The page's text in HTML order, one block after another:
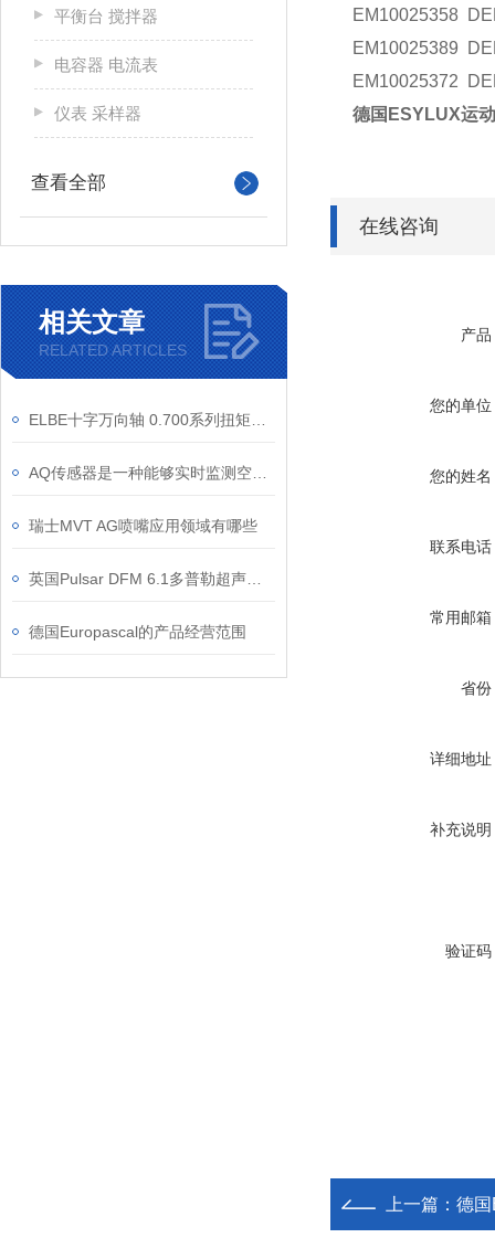
平衡台 搅拌器
电容器 电流表
仪表 采样器
查看全部
相关文章
RELATED ARTICLES
瑞士MVT AG喷嘴应用领域有哪些
德国Europascal的产品经营范围
EM10025358
EM10025389
EM10025372
德国ESYLUX运
在线咨询
产品
您的单位
您的姓名
联系电话
常用邮箱
省份
详细地址
补充说明
验证码
上一篇： 德